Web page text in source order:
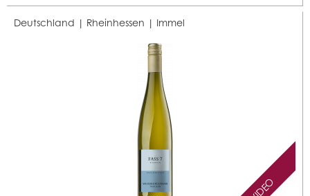
Deutschland | Rheinhessen | Immel
VIDEO